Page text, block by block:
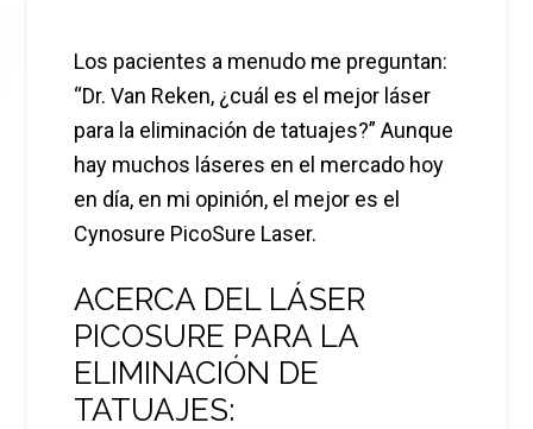
Los pacientes a menudo me preguntan:
“Dr. Van Reken, ¿cuál es el mejor láser
para la eliminación de tatuajes?” Aunque
hay muchos láseres en el mercado hoy
en día, en mi opinión, el mejor es el
Cynosure PicoSure Laser.
ACERCA DEL LÁSER
PICOSURE PARA LA
ELIMINACIÓN DE
TATUAJES: